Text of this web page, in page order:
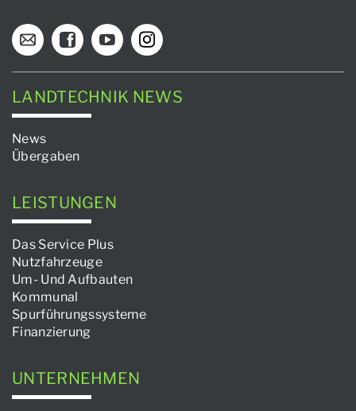
LANDTECHNIK NEWS
News
Übergaben
LEISTUNGEN
Das Service Plus
Nutzfahrzeuge
Um- Und Aufbauten
Kommunal
Spurführungssysteme
Finanzierung
UNTERNEHMEN